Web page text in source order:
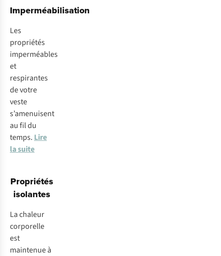
Imperméabilisation
Les
propriétés
imperméables
et
respirantes
de votre
veste
s’amenuisent
au fil du
temps. Lire
la suite
Propriétés
isolantes
La chaleur
corporelle
est
maintenue à